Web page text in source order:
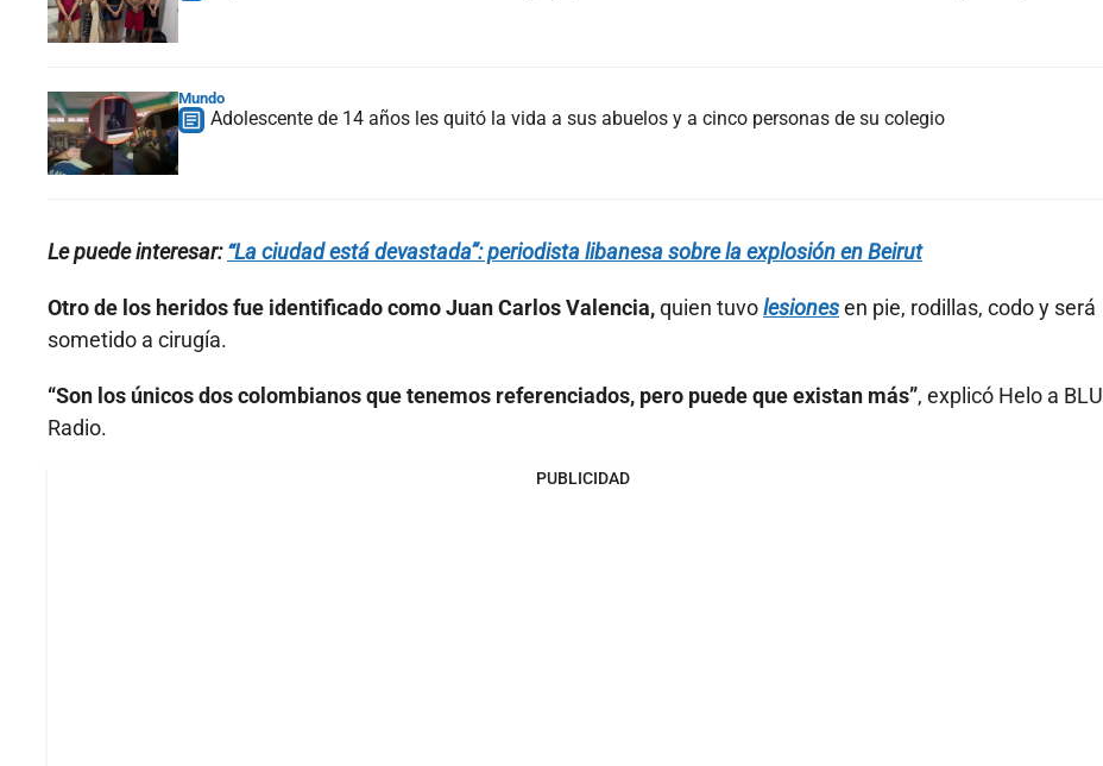
Mundo
Adolescente de 14 años les quitó la vida a sus abuelos y a cinco personas de su colegio
Le puede interesar:“La ciudad está devastada”: periodista libanesa sobre la explosión en Beirut
Otro de los heridos fue identificado como Juan Carlos Valencia,quien tuvolesionesen pie, rodillas, codo y será
sometido a cirugía.
“Son los únicos dos colombianos que tenemos referenciados, pero puede que existan más”, explicó Helo a BLU
Radio.
PUBLICIDAD